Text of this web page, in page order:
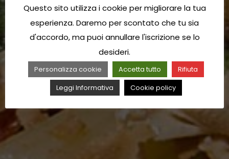
Questo sito utilizza i cookie per migliorare la tua
esperienza. Daremo per scontato che tu sia
d'accordo, ma puoi annullare l'iscrizione se lo
desideri.
Personalizza cookie Accetta tutto
Rifiuta
Leggi Informativa
Cookie policy